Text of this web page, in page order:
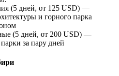
(5 дней, от 125 USD) —
и горного парка
(5 дней, от 200 USD) —
за пару дней